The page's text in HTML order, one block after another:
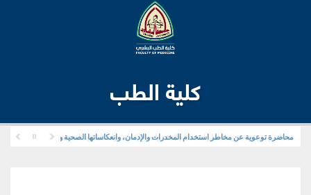
كلية الطب
محاضرة توعوية عن مخاطر استخدام المخدرات والإدمان، وانعكاساتها الصحية والنفسية والاجتماعية
محاضرة توعوية عن مخاطر استخدام المخدرات والإدمان، وانعكاساتها الصحية والنفسية